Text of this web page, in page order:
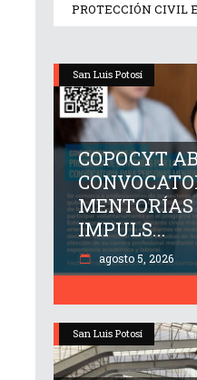
PROTECCIÓN CIVIL
San Luis Potosí
COPOCYT
IMPULS...
agosto 5, 2026
San Luis Potosí